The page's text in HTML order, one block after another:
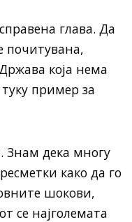
глава. Да
почитувана,
која нема
пример за
Знам дека многу
како да го
шокови,
се најголемата